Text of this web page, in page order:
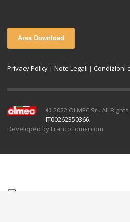
Area Download
Privacy Policy | Note Legali | Condizioni
© 2022 OLMEC Srl. All
IT00262350366.
Developed by FrancoTomei.com